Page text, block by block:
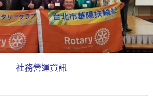
社務營運資訊